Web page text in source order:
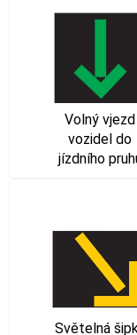
Volný vjezd
vozidel do
jízdního
Světelná